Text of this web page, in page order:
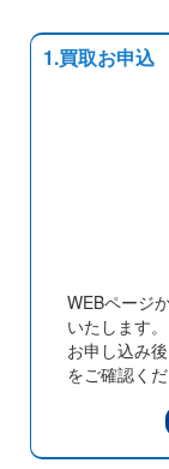
1.買取お申込
WEBページ
いたします。
お申し込み
をご確認くだ